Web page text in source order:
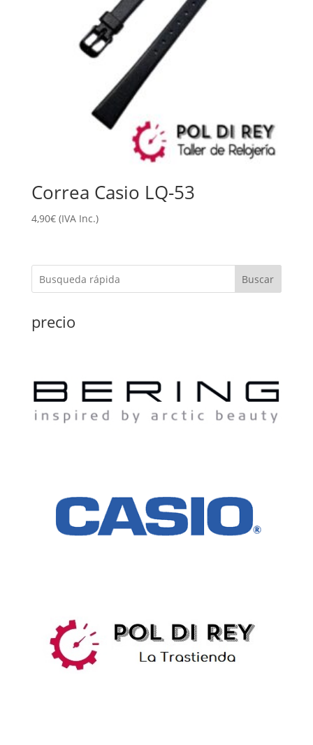
Correa Casio LQ-53
4,90€ (IVA Inc.)
Buscar
precio